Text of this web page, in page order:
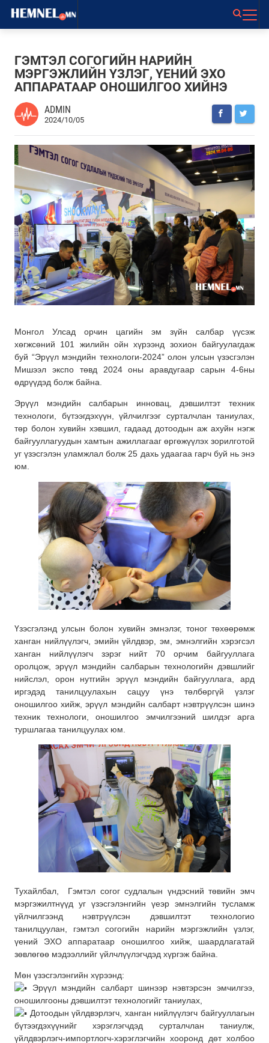
ГЭМТЭЛ СОГОГИЙН НАРИЙН
МЭРГЭЖЛИЙН ҮЗЛЭГ, ҮЕНИЙ ЭХО
АППАРАТААР ОНОШИЛГОО ХИЙНЭ
ADMIN
2024/10/05
Монгол Улсад орчин цагийн эм зүйн салбар үүсэж
хөгжсөний 101 жилийн ойн хүрээнд зохион байгуулагдаж
буй “Эрүүл мэндийн технологи-2024” олон улсын үзэсгэлэн
Мишээл экспо төвд 2024 оны аравдугаар сарын 4-6ны
өдрүүдэд болж байна.
Эрүүл мэндийн салбарын инновац, дэвшилтэт техник
технологи, бүтээгдэхүүн, үйлчилгээг сурталчлан таниулах,
төр болон хувийн хэвшил, гадаад дотоодын аж ахуйн нэгж
байгууллагуудын хамтын ажиллагааг өргөжүүлэх зорилготой
уг үзэсгэлэн уламжлал болж 25 дахь удаагаа гарч буй нь энэ
юм.
Үзэсгэлэнд улсын болон хувийн эмнэлэг, тоног төхөөрөмж
ханган нийлүүлэгч, эмийн үйлдвэр, эм, эмнэлгийн хэрэгсэл
ханган нийлүүлэгч зэрэг нийт 70 орчим байгууллага
оролцож, эрүүл мэндийн салбарын технологийн дэвшлийг
нийслэл, орон нутгийн эрүүл мэндийн байгууллага, ард
иргэдэд танилцуулахын сацуу үнэ төлбөргүй үзлэг
оношилгоо хийж, эрүүл мэндийн салбарт нэвтрүүлсэн шинэ
техник технологи, оношилгоо эмчилгээний шилдэг арга
туршлагаа танилцуулах юм.
Тухайлбал, Гэмтэл согог судлалын үндэсний төвийн эмч
мэргэжилтнүүд уг үзэсгэлэнгийн үеэр эмнэлгийн тусламж
үйлчилгээнд нэвтрүүлсэн дэвшилтэт технологио
танилцуулан, гэмтэл согогийн нарийн мэргэжлийн үзлэг,
үений ЭХО аппаратаар оношилгоо хийж, шаардлагатай
зөвлөгөө мэдээллийг үйлчлүүлэгчдэд хүргэж байна.
Мөн үзэсгэлэнгийн хүрээнд:
Эрүүл мэндийн салбарт шинээр нэвтэрсэн эмчилгээ,
оношилгооны дэвшилтэт технологийг таниулах,
Дотоодын үйлдвэрлэгч, ханган нийлүүлэгч байгууллагын
бүтээгдэхүүнийг хэрэглэгчдэд сурталчлан таниулж,
үйлдвэрлэгч-импортлогч-хэрэглэгчийн хооронд дөт холбоо